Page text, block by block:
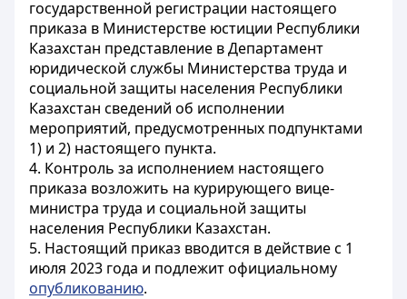
государственной регистрации настоящего
приказа в Министерстве юстиции Республики
Казахстан представление в Департамент
юридической службы Министерства труда и
социальной защиты населения Республики
Казахстан сведений об исполнении
мероприятий, предусмотренных подпунктами
1) и 2) настоящего пункта.
4. Контроль за исполнением настоящего
приказа возложить на курирующего вице-
министра труда и социальной защиты
населения Республики Казахстан.
5. Настоящий приказ вводится в действие c 1
июля 2023 года и подлежит официальному
опубликованию.